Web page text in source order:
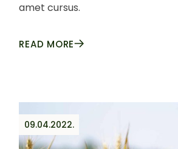
amet cursus.
READ MORE
09.04.2022.